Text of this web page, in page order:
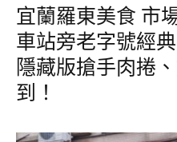
宜蘭羅東美食 市
車站旁老字號經
隱藏版搶手肉捲
到！